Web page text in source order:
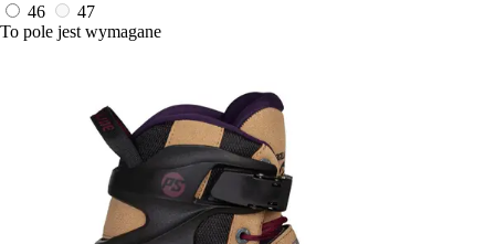
46
47
To pole jest wymagane